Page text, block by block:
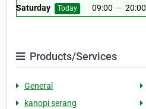
Saturday
Today 09:00 — 20:00
Products/Services
General
kanopi serang